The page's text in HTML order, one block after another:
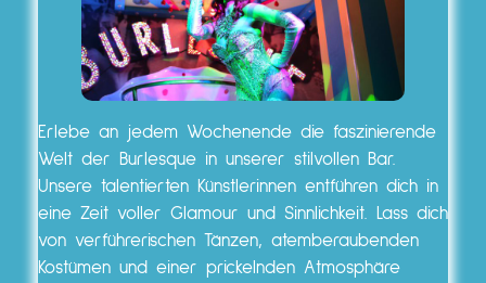
Erlebe an jedem Wochenende die faszinierende
Welt der Burlesque in unserer stilvollen Bar.
Unsere talentierten Künstlerinnen entführen dich in
eine Zeit voller Glamour und Sinnlichkeit. Lass dich
von verführerischen Tänzen, atemberaubenden
Kostümen und einer prickelnden Atmosphäre